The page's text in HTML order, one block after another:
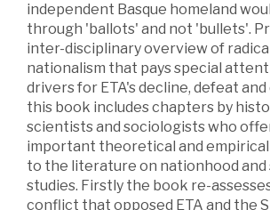
independent Basque homeland
through 'ballots' and not 'bullets'.
inter-disciplinary overview of
nationalism that pays special
drivers for ETA's decline, defeat
this book includes chapters by
scientists and sociologists who
important theoretical and
to the literature on nationhood and
studies. Firstly the book re-
conflict that opposed ETA and the